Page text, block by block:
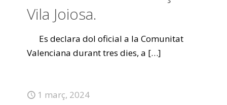
Vila Joiosa.
Es declara dol oficial a la Comunitat
Valenciana durant tres dies, a […]
1 març, 2024